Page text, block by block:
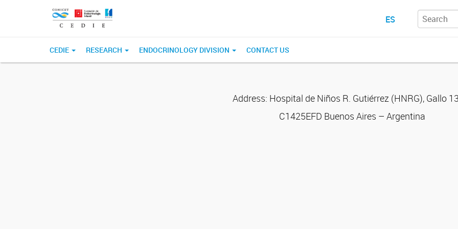
ES
CEDIE RESEARCH ENDOCRINOLOGY DIVISION CONTACT US
Address: Hospital de Niños R. Gutiérrez (HNRG), Gallo
C1425EFD Buenos Aires – Argentina